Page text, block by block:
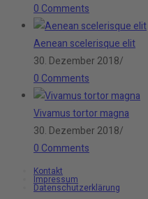
0 Comments
Aenean scelerisque elit
30. Dezember 2018/
0 Comments
Vivamus tortor magna
30. Dezember 2018/
0 Comments
Kontakt
Impressum
Datenschutzerklärung